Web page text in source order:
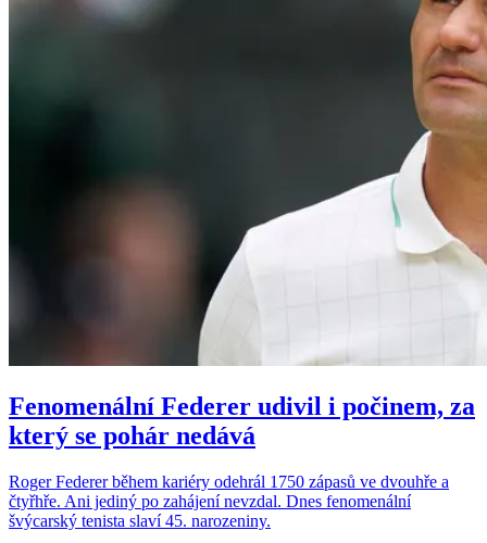
Fenomenální Federer udivil i počinem, za
který se pohár nedává
Roger Federer během kariéry odehrál 1750 zápasů ve dvouhře a
čtyřhře. Ani jediný po zahájení nevzdal. Dnes fenomenální
švýcarský tenista slaví 45. narozeniny.